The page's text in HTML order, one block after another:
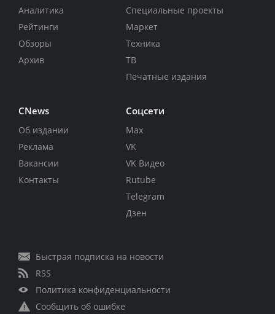
Аналитика
Рейтинги
Обзоры
Архив
Специальные проекты
Маркет
Техника
ТВ
Печатные издания
CNews
Об издании
Реклама
Вакансии
Контакты
Соцсети
Max
VK
VK Видео
Rutube
Telegram
Дзен
Быстрая подписка на новости
RSS
Политика конфиденциальности
Сообщить об ошибке